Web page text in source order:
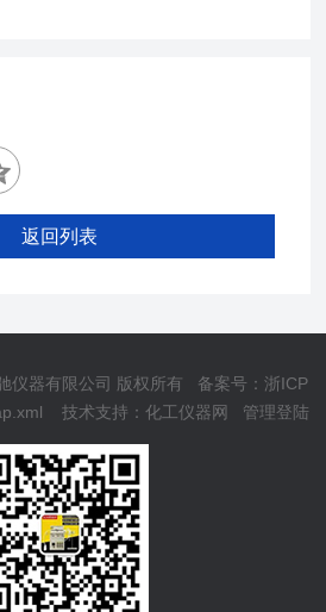
返回列表
仪器有限公司 版权所有 备案号：浙ICP
技术支持：化工仪器网 管理登陆